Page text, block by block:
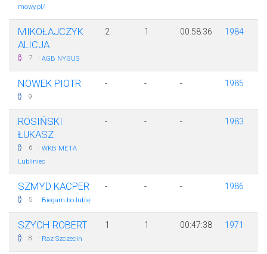
mowy.pl/
MIKOŁAJCZYK
ALICJA
7 · AGB NYGUS
2 1 00:58:36 1984
NOWEK PIOTR
9
- - - 1985
ROSIŃSKI
ŁUKASZ
6 · WKB META
Lubliniec
- - - 1983
SZMYD KACPER
5 · Biegam bo lubię
- - - 1986
SZYCH ROBERT
8 · Raz Szczecin
1 1 00:47:38 1971